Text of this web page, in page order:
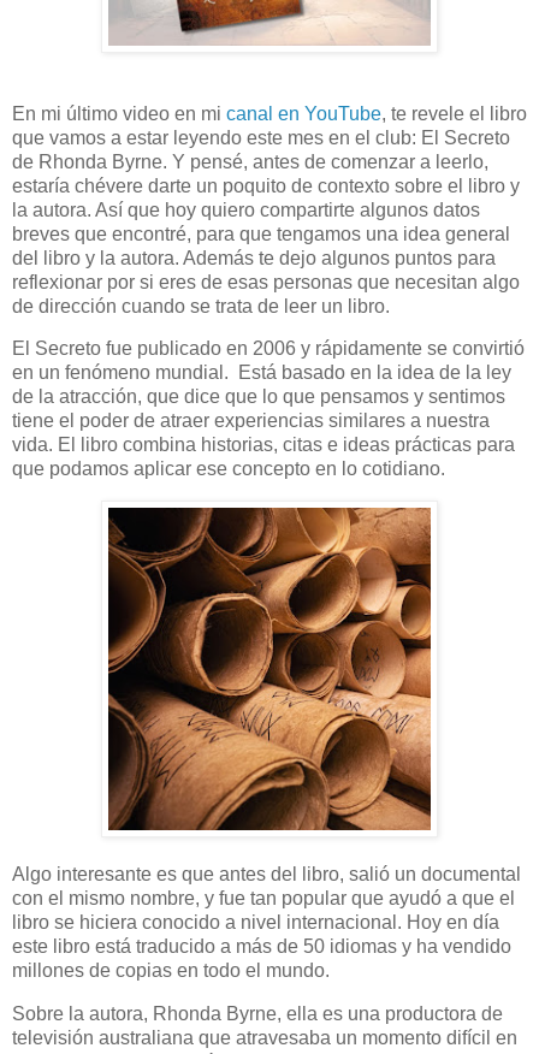
En mi último video en mi canal en YouTube, te revele el libro
que vamos a estar leyendo este mes en el club: El Secreto
de Rhonda Byrne. Y pensé, antes de comenzar a leerlo,
estaría chévere darte un poquito de contexto sobre el libro y
la autora. Así que hoy quiero compartirte algunos datos
breves que encontré, para que tengamos una idea general
del libro y la autora. Además te dejo algunos puntos para
reflexionar por si eres de esas personas que necesitan algo
de dirección cuando se trata de leer un libro.
El Secreto fue publicado en 2006 y rápidamente se convirtió
en un fenómeno mundial. Está basado en la idea de la ley
de la atracción, que dice que lo que pensamos y sentimos
tiene el poder de atraer experiencias similares a nuestra
vida. El libro combina historias, citas e ideas prácticas para
que podamos aplicar ese concepto en lo cotidiano.
Algo interesante es que antes del libro, salió un documental
con el mismo nombre, y fue tan popular que ayudó a que el
libro se hiciera conocido a nivel internacional. Hoy en día
este libro está traducido a más de 50 idiomas y ha vendido
millones de copias en todo el mundo.
Sobre la autora, Rhonda Byrne, ella es una productora de
televisión australiana que atravesaba un momento difícil en